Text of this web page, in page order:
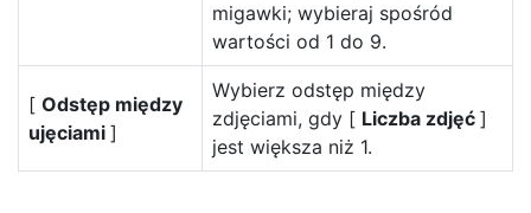
migawki; wybieraj spośród
wartości od 1 do 9.
[ Odstęp między
ujęciami ]
Wybierz odstęp między
zdjęciami, gdy [ Liczba zdjęć ]
jest większa niż 1.